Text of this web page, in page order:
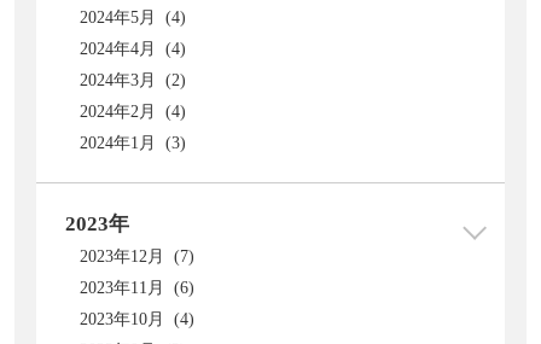
2024年5月 (4)
2024年4月 (4)
2024年3月 (2)
2024年2月 (4)
2024年1月 (3)
2023年
2023年12月 (7)
2023年11月 (6)
2023年10月 (4)